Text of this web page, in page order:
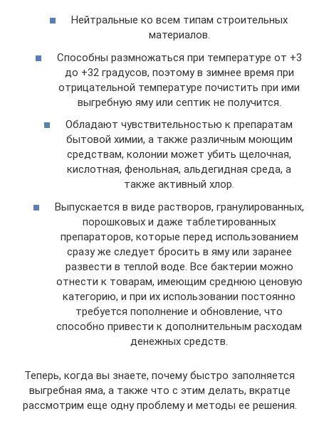
Нейтральные ко всем типам строительных
материалов.
Способны размножаться при температуре от +3
до +32 градусов, поэтому в зимнее время при
отрицательной температуре почистить при ими
выгребную яму или септик не получится.
Обладают чувствительностью к препаратам
бытовой химии, а также различным моющим
средствам, колонии может убить щелочная,
кислотная, фенольная, альдегидная среда, а
также активный хлор.
Выпускается в виде растворов, гранулированных,
порошковых и даже таблетированных
препараторов, которые перед использованием
сразу же следует бросить в яму или заранее
развести в теплой воде. Все бактерии можно
отнести к товарам, имеющим среднюю ценовую
категорию, и при их использовании постоянно
требуется пополнение и обновление, что
способно привести к дополнительным расходам
денежных средств.
Теперь, когда вы знаете, почему быстро заполняется
выгребная яма, а также что с этим делать, вкратце
рассмотрим еще одну проблему и методы ее решения.